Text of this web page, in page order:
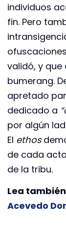
individuos
fin. Pero
validó, y
bumerang.
apretado
dedicado a
por algún
El ethos
de cada
de la tribu.
Lea
Acevedo